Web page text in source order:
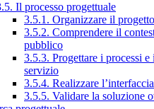
Il processo progettuale
3.5.1. Organizzare il
3.5.2. Comprendere il
pubblico
3.5.3. Progettare i processi e i
servizio
3.5.4. Realizzare
3.5.5. Validare la soluzione